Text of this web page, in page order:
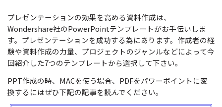
プレゼンテーションの効果を高める資料作成は、
Wondershare社のPowerPointテンプレートがお手伝いしま
す。プレゼンテーションを成功する為にあります。作成者の経
験や資料作成の力量、プロジェクトのジャンルなどによって今
回紹介した7つのテンプレートから選択して下さい。
PPT作成の時、MACを使う場合、PDFをパワーポイントに変
換するにはぜひ下記の記事を読んでください。